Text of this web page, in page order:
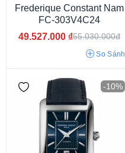
Dưới 29 mm 29 - 33 mm
40 - 42 mm 42 - 45 mm
Frederique Constant Nam
FC-303V4C24
49.527.000 ₫55.030.000đ
So Sánh
-10%